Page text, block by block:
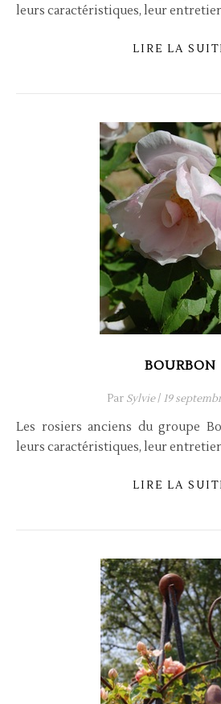
leurs caractéristiques, leur
LIRE LA
BOURBON
Par Sylvie/ 19
Les rosiers anciens du groupe Bourbon, leur histoire,
leurs caractéristiques, leur
LIRE LA